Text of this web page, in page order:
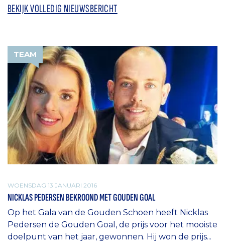
BEKIJK VOLLEDIG NIEUWSBERICHT
TEAM
WOENSDAG 13 JANUARI 2016
NICKLAS PEDERSEN BEKROOND MET GOUDEN GOAL
Op het Gala van de Gouden Schoen heeft Nicklas
Pedersen de Gouden Goal, de prijs voor het mooiste
doelpunt van het jaar, gewonnen. Hij won de prijs...